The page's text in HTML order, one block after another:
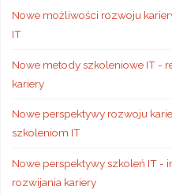
Nowe możliwości rozwoju
IT
Nowe metody szkoleniowe IT -
kariery
Nowe perspektywy rozwoju
szkoleniom IT
Nowe perspektywy szkoleń IT -
rozwijania kariery